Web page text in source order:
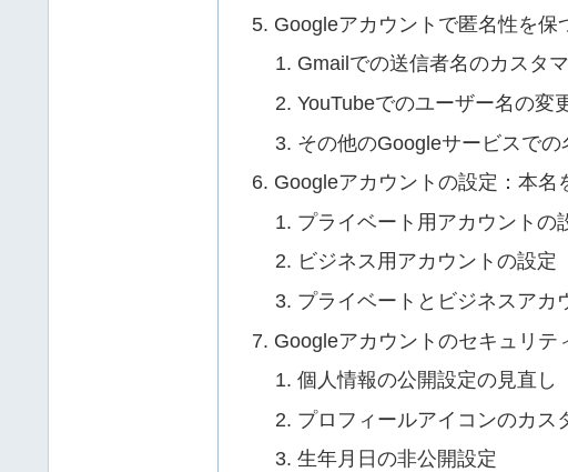
Googleアカウントで匿名性を保
Gmailでの送信者名のカスタ
YouTubeでのユーザー名の変
その他のGoogleサービスで
Googleアカウントの設定：本名
プライベート用アカウントの
ビジネス用アカウントの設定
プライベートとビジネスアカ
Googleアカウントのセキュリテ
個人情報の公開設定の見直し
プロフィールアイコンのカス
生年月日の非公開設定